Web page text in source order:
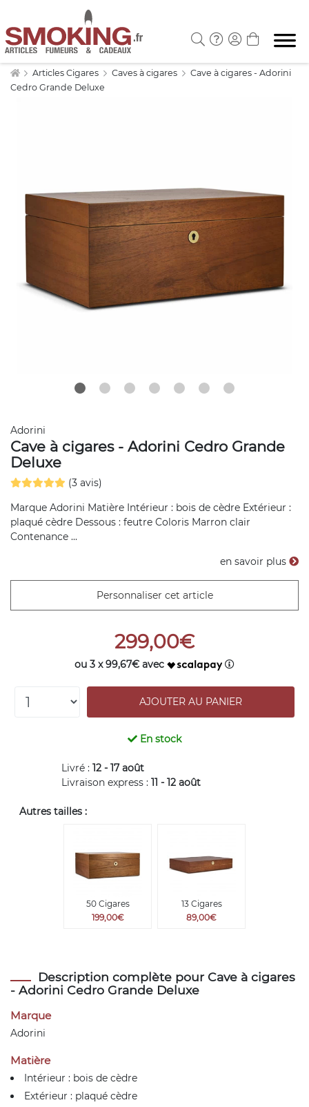
Articles Cigares Caves à cigares
Cave à cigares - Adorini
Cedro Grande Deluxe
Adorini
Cave à cigares - Adorini Cedro Grande
Deluxe
(3 avis)
Marque Adorini Matière Intérieur : bois de cèdre Extérieur :
plaqué cèdre Dessous : feutre Coloris Marron clair
Contenance ...
en savoir plus
Personnaliser cet article
299,00€
ou 3 x 99,67€ avec
En stock
Livré : 12 - 17 août
Livraison express : 11 - 12 août
Autres tailles :
50 Cigares
199,00€
13 Cigares
89,00€
Description complète pour Cave à cigares
- Adorini Cedro Grande Deluxe
Marque
Adorini
Matière
Intérieur : bois de cèdre
Extérieur : plaqué cèdre